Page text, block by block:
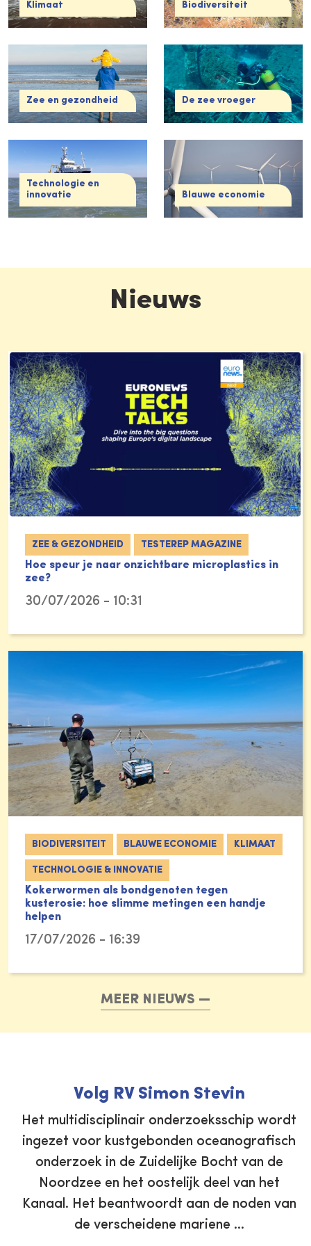
Klimaat Biodiversiteit
Zee en gezondheid De zee vroeger
Technologie en
innovatie
Blauwe economie
Nieuws
ZEE & GEZONDHEID TESTEREP MAGAZINE
Hoe speur je naar onzichtbare microplastics in
zee?
30/07/2026 - 10:31
BIODIVERSITEIT BLAUWE ECONOMIE KLIMAAT
TECHNOLOGIE & INNOVATIE
Kokerwormen als bondgenoten tegen
kusterosie: hoe slimme metingen een handje
helpen
17/07/2026 - 16:39
MEER NIEUWS
Volg RV Simon Stevin
Het multidisciplinair onderzoeksschip wordt
ingezet voor kustgebonden oceanografisch
onderzoek in de Zuidelijke Bocht van de
Noordzee en het oostelijk deel van het
Kanaal. Het beantwoordt aan de noden van
de verscheidene mariene …